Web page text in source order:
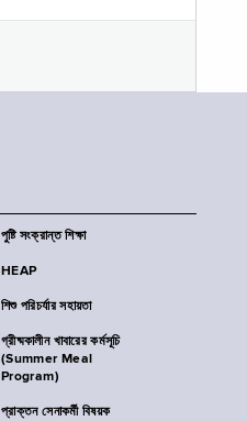
পুষ্টি সংক্রান্ত শিক্ষা
HEAP
শিশু পরিচর্যার সহায়তা
গ্রীষ্মকালীন খাবারের কর্মসূচি
(Summer Meal
Program)
প্রাক্তন সেনাকর্মী বিষয়ক